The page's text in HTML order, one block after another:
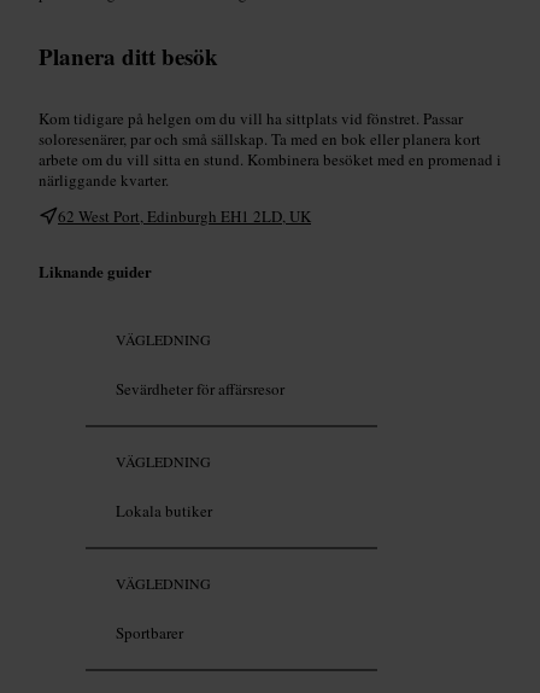
Planera ditt besök
Kom tidigare på helgen om du vill ha sittplats vid fönstret. Passar
soloresenärer, par och små sällskap. Ta med en bok eller planera kort
arbete om du vill sitta en stund. Kombinera besöket med en promenad i
närliggande kvarter.
62 West Port, Edinburgh EH1 2LD, UK
Liknande guider
VÄGLEDNING
Sevärdheter för affärsresor
VÄGLEDNING
Lokala butiker
VÄGLEDNING
Sportbarer